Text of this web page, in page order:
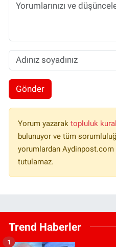
Gönder
Yorum yazarak topluluk
bulunuyor ve tüm
yorumlardan
tutulamaz.
Trend Haberler
1